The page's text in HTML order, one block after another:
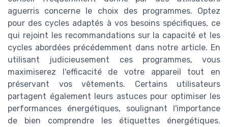
aguerris concerne le choix des programmes. Optez
pour des cycles adaptés à vos besoins spécifiques, ce
qui rejoint les recommandations sur la capacité et les
cycles abordées précédemment dans notre article. En
utilisant judicieusement ces programmes, vous
maximiserez l'efficacité de votre appareil tout en
préservant vos vêtements. Certains utilisateurs
partagent également leurs astuces pour optimiser les
performances énergétiques, soulignant l'importance
de bien comprendre les étiquettes énergétiques.